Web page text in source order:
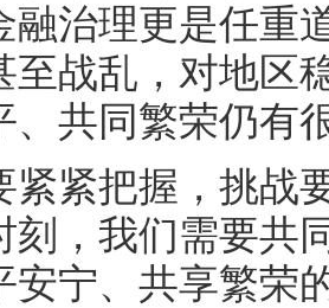
融治理更是任重
至战乱，对地区
、共同繁荣仍有
把握，挑战要
刻，我们需要共
安宁、共享繁荣